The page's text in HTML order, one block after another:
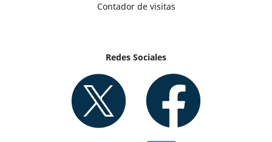
Contador de visitas
Redes Sociales